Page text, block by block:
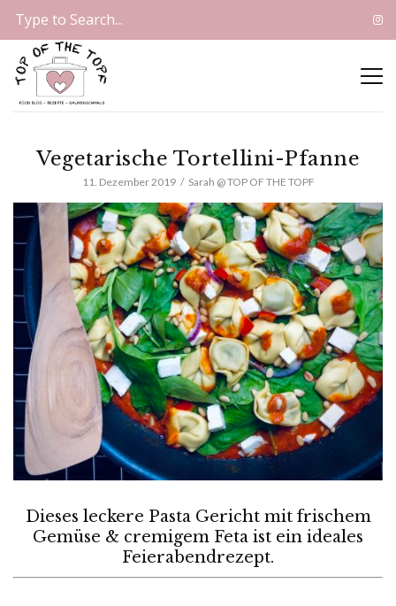
Vegetarische Tortellini-Pfanne
11. Dezember 2019 Sarah @ TOP OF THE TOPF
Dieses leckere Pasta Gericht mit frischem
Gemüse & cremigem Feta ist ein ideales
Feierabendrezept.